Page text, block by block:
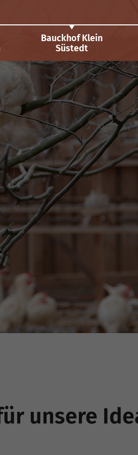
unsere
Bauckhof Klein
Süstedt